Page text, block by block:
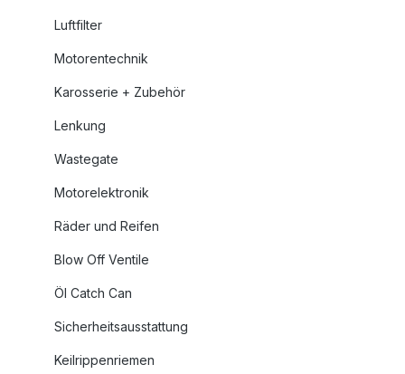
Luftfilter
Motorentechnik
Karosserie + Zubehör
Lenkung
Wastegate
Motorelektronik
Räder und Reifen
Blow Off Ventile
Öl Catch Can
Sicherheitsausstattung
Keilrippenriemen